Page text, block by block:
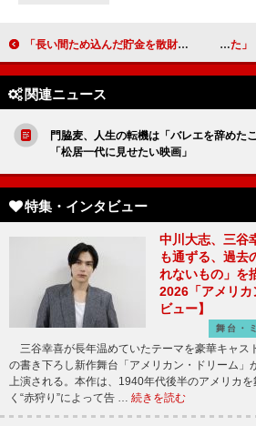
「長い間ため込んだ貯金を散財するような気持ちで演じています」和田正人（松下常慶）【「おんな城主 直虎」インタビュー】
関連ニュース
門脇麦、人生の転機は「バレエを辞め
「松居一代に見せたい映画」
特集・インタビュー
中川大志、三谷
も通ずる、過去
れないもの」を
2026「アメリカ
ビュー】
舞台・
三谷幸喜が長年温めていたテーマを豪華キャス
の書き下ろし新作舞台「アメリカン・ドリーム」
上演される。本作は、1940年代後半のアメリカ
く“赤狩り”によって告 … 続きを読む